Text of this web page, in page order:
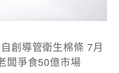
創導管衛生棉條 7月
闆爭食50億市場